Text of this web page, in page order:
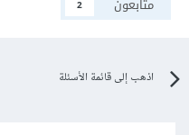
متابعون
2
اذهب إلى قائمة الأسئلة